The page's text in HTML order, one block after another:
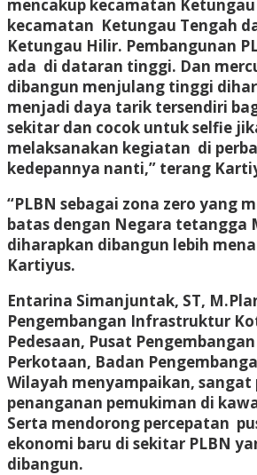
mencakup kecamatan
kecamatan Ketungau Tengah
Ketungau Hilir. Pembangunan
ada di dataran tinggi. Dan
dibangun menjulang tinggi
menjadi daya tarik tersendiri
sekitar dan cocok untuk selfie
melaksanakan kegiatan di
kedepannya nanti,” terang
“PLBN sebagai zona zero yang
batas dengan Negara tetangga
diharapkan dibangun lebih
Kartiyus.
Entarina Simanjuntak, ST,
Pengembangan Infrastruktur
Pedesaan, Pusat
Perkotaan, Badan
Wilayah menyampaikan, sangat
penanganan pemukiman di
Serta mendorong percepatan
ekonomi baru di sekitar PLBN
dibangun.